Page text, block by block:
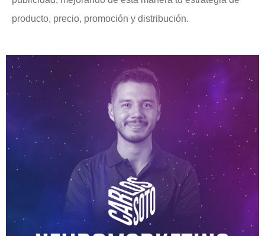
producto, precio, promoción y distribución.